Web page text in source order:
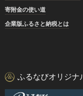
寄附金の使い道
企業版ふるさと納税とは
ふるなびオリジナ